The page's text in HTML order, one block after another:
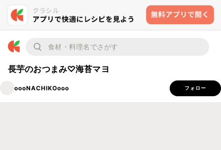
長芋のおつまみ♡海苔マヨ
oooNACHIKOooo フォロー